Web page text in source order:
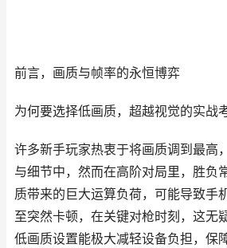
前言，画质与帧率的永恒博弈
为何要选择低画质，超越视觉的实战
许多新手玩家热衷于将画质调到最高
与细节中，然而在高阶对局里，胜负
质带来的巨大运算负荷，可能导致手
至突然卡顿，在关键对枪时刻，这无
低画质设置能极大减轻设备负担，保